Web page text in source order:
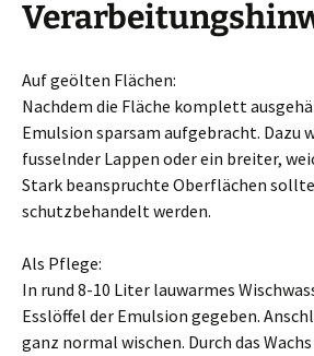
Auf geölten Flächen:
Nachdem die Fläche komplett
Emulsion sparsam aufgebracht. Dazu
fusselnder Lappen oder ein breiter,
Stark beanspruchte Oberflächen
schutzbehandelt werden.
Als Pflege:
In rund 8-10 Liter lauwarmes
Esslöffel der Emulsion gegeben.
ganz normal wischen. Durch das